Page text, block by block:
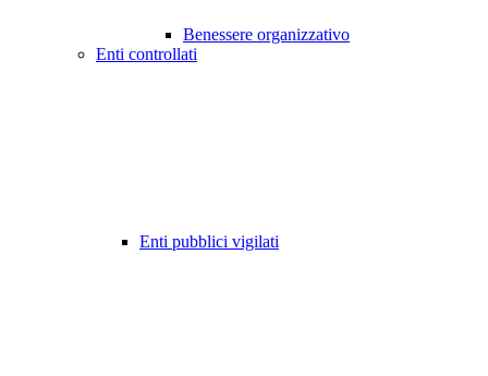
Benessere organizzativo
Enti controllati
Enti pubblici vigilati